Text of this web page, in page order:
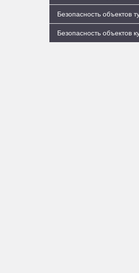
Безопасность объектов
Безопасность объектов